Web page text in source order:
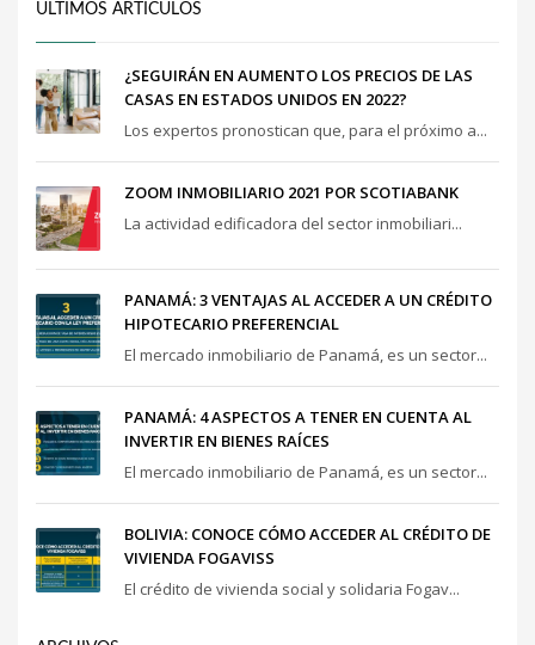
ULTIMOS ARTÍCULOS
¿SEGUIRÁN EN AUMENTO LOS PRECIOS DE LAS
CASAS EN ESTADOS UNIDOS EN 2022?
Los expertos pronostican que, para el próximo a...
ZOOM INMOBILIARIO 2021 POR SCOTIABANK
La actividad edificadora del sector inmobiliari...
PANAMÁ: 3 VENTAJAS AL ACCEDER A UN CRÉDITO
HIPOTECARIO PREFERENCIAL
El mercado inmobiliario de Panamá, es un sector...
PANAMÁ: 4 ASPECTOS A TENER EN CUENTA AL
INVERTIR EN BIENES RAÍCES
El mercado inmobiliario de Panamá, es un sector...
BOLIVIA: CONOCE CÓMO ACCEDER AL CRÉDITO DE
VIVIENDA FOGAVISS
El crédito de vivienda social y solidaria Fogav...